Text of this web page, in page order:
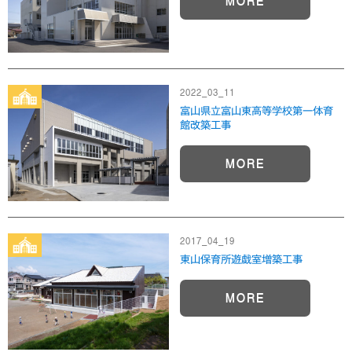
2022_03_11
富山県立富山東高等学校第一体育
館改築工事
MORE
2017_04_19
東山保育所遊戯室増築工事
MORE